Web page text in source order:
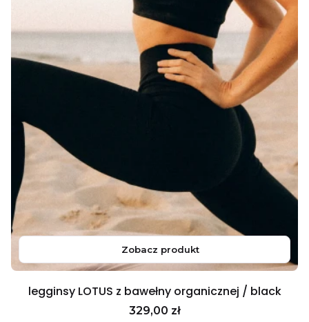
Zobacz produkt
legginsy LOTUS z bawełny organicznej / black
Cena
329,00 zł